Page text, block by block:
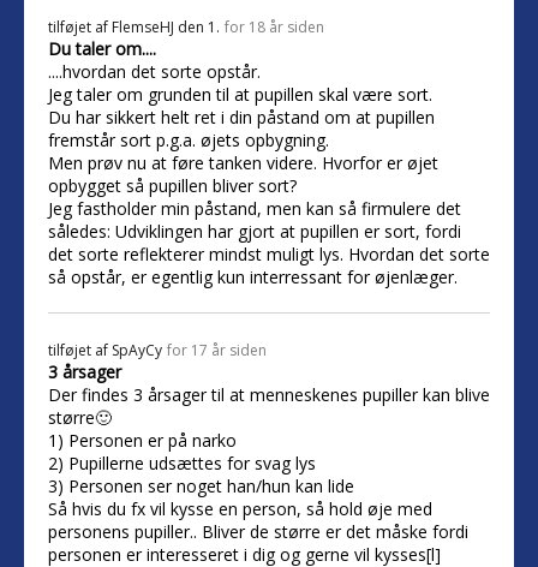
tilføjet af FlemseHJ den 1. for 18 år siden
Du taler om....
....hvordan det sorte opstår.
Jeg taler om grunden til at pupillen skal være sort.
Du har sikkert helt ret i din påstand om at pupillen
fremstår sort p.g.a. øjets opbygning.
Men prøv nu at føre tanken videre. Hvorfor er øjet
opbygget så pupillen bliver sort?
Jeg fastholder min påstand, men kan så firmulere det
således: Udviklingen har gjort at pupillen er sort, fordi
det sorte reflekterer mindst muligt lys. Hvordan det sorte
så opstår, er egentlig kun interressant for øjenlæger.
tilføjet af SpAyCy for 17 år siden
3 årsager
Der findes 3 årsager til at menneskenes pupiller kan blive
større🙂
1) Personen er på narko
2) Pupillerne udsættes for svag lys
3) Personen ser noget han/hun kan lide
Så hvis du fx vil kysse en person, så hold øje med
personens pupiller.. Bliver de større er det måske fordi
personen er interesseret i dig og gerne vil kysses[l]